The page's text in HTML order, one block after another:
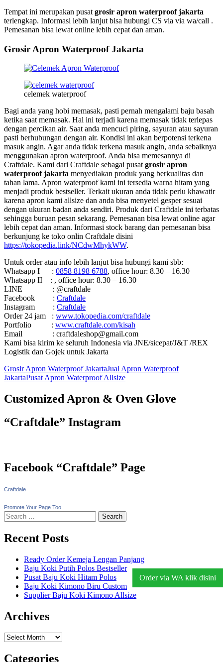
Tempat ini merupakan pusat grosir apron waterproof jakarta
terlengkap. Informasi lebih lanjut bisa hubungi CS via via wa/call .
Pemesanan bisa lewat online lebih cepat dan aman.
Grosir Apron Waterproof Jakarta
celemek waterproof
Bagi anda yang hobi memasak, pasti pernah mengalami baju basah
ketika saat memasak. Hal ini terjadi karena memasak tidak terlepas
dengan percikan air. Saat anda mencuci piring, sayuran atau sayuran
pasti berhubungan dengan air. Kondisi ini akan berpotensi terkena
masuk angin. Agar anda tidak terkena masuk angin, anda sebaiknya
menggunakan apron waterproof. Anda bisa memesannya di
Craftdale. Kami dari Craftdale sebagai pusat grosir apron
waterproof jakarta menyediakan produk yang berkualitas dan
tahan lama. Apron waterproof kami ini tersedia warna hitam yang
menjadi produk bestseller. Terkait ukuran anda tidak perlu khawatir
karena apron kami allsize dan anda bisa menyetel gesper sesuai
dengan ukuran badan anda sendiri. Produk dari Craftdale ini terbatas
sehingga buruan pesan sekarang. Pemesanan bisa lewat online agar
lebih cepat dan aman. Informasi stock barang dan pemesanan bisa
berkunjung ke toko onlin Craftdale disini
https://tokopedia.link/NCdwMhykWW.
Untuk order atau info lebih lanjut bisa hubungi kami sbb:
Whatsapp I : 0858 8198 6788, office hour: 8.30 – 16.30
Whatsapp II : , office hour: 8.30 – 16.30
LINE : @craftdale
Facebook : Craftdale
Instagram : Craftdale
Order 24 jam : www.tokopedia.com/craftdale
Portfolio : www.craftdale.com/kisah
Email : craftdaleshop@gmail.com
Kami bisa kirim ke seluruh Indonesia via JNE/sicepat/J&T /REX
Logistik dan Gojek untuk Jakarta
Grosir Apron Waterproof JakartaJual Apron Waterproof
JakartaPusat Apron Waterproof Allsize
Customized Apron & Oven Glove
“Craftdale” Instagram
Facebook “Craftdale” Page
Craftdale
Promote Your Page Too
Search
for:
Recent Posts
Ready Order Kemeja Lengan Panjang
Baju Koki Putih Polos Bestseller
Pusat Baju Koki Hitam Polos
Baju Koki Kimono Biru Custom
Supplier Baju Koki Kimono Allsize
Archives
Archives
Categories
Order via WA klik disini